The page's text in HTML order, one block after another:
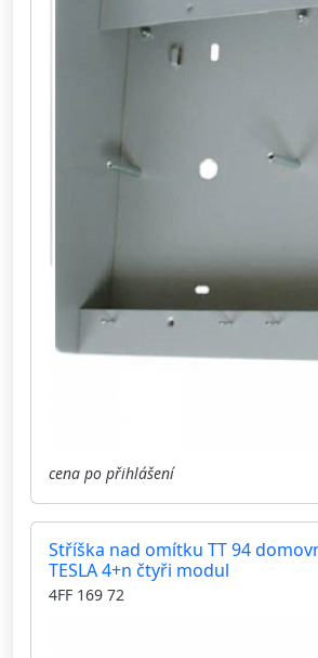
cena po přihlášení
Stříška nad omítku TT 94
TESLA 4+n čtyři modul
4FF 169 72